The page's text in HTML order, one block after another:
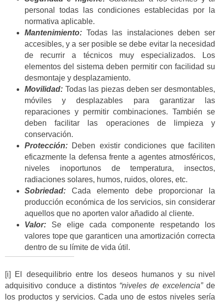
personal todas las condiciones establecidas por la
normativa aplicable.
Mantenimiento: Todas las instalaciones deben ser
accesibles, y a ser posible se debe evitar la necesidad
de recurrir a técnicos muy especializados. Los
elementos del sistema deben permitir con facilidad su
desmontaje y desplazamiento.
Movilidad: Todas las piezas deben ser desmontables,
móviles y desplazables para garantizar las
reparaciones y permitir combinaciones. También se
deben facilitar las operaciones de limpieza y
conservación.
Protección: Deben existir condiciones que faciliten
eficazmente la defensa frente a agentes atmosféricos,
niveles inoportunos de temperatura, insectos,
radiaciones solares, humos, ruidos, olores, etc.
Sobriedad:
Cada elemento debe proporcionar la
producción económica de los servicios, sin considerar
aquellos que no aporten valor añadido al cliente.
Valor: Se elige cada componente respetando los
valores tope que garanticen una amortización correcta
dentro de su límite de vida útil.
[i]
El desequilibrio entre los deseos humanos y su nivel
adquisitivo conduce a distintos“niveles de excelencia”de
los productos y servicios. Cada uno de estos niveles sería